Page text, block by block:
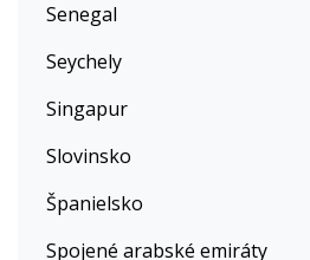
Senegal
Seychely
Singapur
Slovinsko
Španielsko
Spojené arabské emiráty